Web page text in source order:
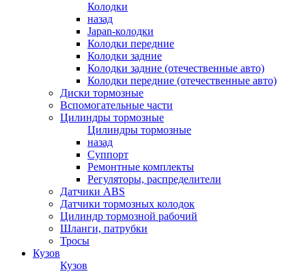
Колодки
назад
Japan-колодки
Колодки передние
Колодки задние
Колодки задние (отечественные авто)
Колодки передние (отечественные авто)
Диски тормозные
Вспомогательные части
Цилиндры тормозные
Цилиндры тормозные
назад
Суппорт
Ремонтные комплекты
Регуляторы, распределители
Датчики ABS
Датчики тормозных колодок
Цилиндр тормозной рабочий
Шланги, патрубки
Тросы
Кузов
Кузов